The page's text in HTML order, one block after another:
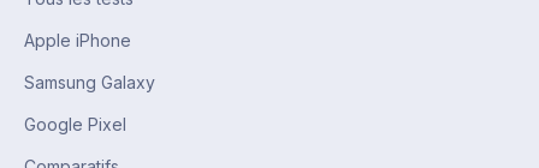
Apple iPhone
Samsung Galaxy
Google Pixel